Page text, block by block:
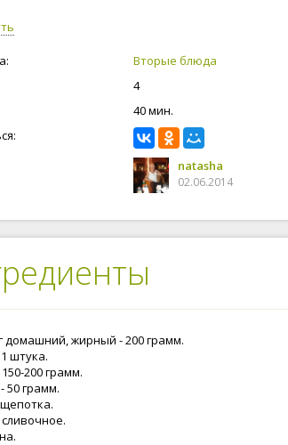
Вторые блюда
4
40 мин.
natasha
02.06.2014
домашний, жирный - 200 грамм.
штука.
200 грамм.
50 грамм.